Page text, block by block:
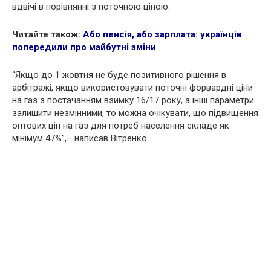
вдвічі в порівнянні з поточною ціною.
Читайте також: Або пенсія, або зарплата: українців
попередили про майбутні зміни
“Якщо до 1 жовтня не буде позитивного рішення в
арбітражі, якщо використовувати поточні форвардні ціни
на газ з постачанням взимку 16/17 року, а інші параметри
залишити незмінними, то можна очікувати, що підвищення
оптових цін на газ для потреб населення складе як
мінімум 47%”,– написав Вітренко.